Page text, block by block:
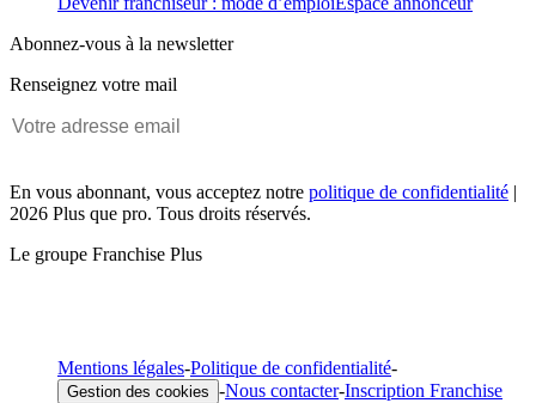
Abonnez-vous à la newsletter
Renseignez votre mail
En vous abonnant, vous acceptez notre politique de confidentialité |
2026 Plus que pro. Tous droits réservés.
Le groupe Franchise Plus
Mentions légales-Politique de confidentialité-
Gestion des cookies -Nous contacter-Inscription Franchise